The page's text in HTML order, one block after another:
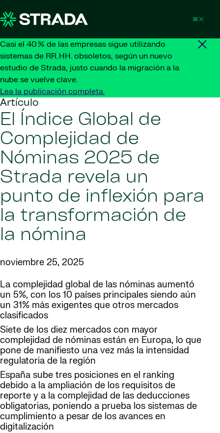
Casi el 40 % de las empresas sigue utilizando
sistemas de RR. HH. obsoletos, según un nuevo
estudio de Strada, justo cuando la migración a la
nube se vuelve clave.
Lea la publicación completa.
Artículo
El Índice Global de
Complejidad de
Nóminas 2025 de
Strada revela un
punto de inflexión para
la transformación de
la nómina
noviembre 25, 2025
La complejidad global de las nóminas aumentó
un 5%, con los 10 países principales siendo aún
un 31% más exigentes que otros mercados
clasificados
Siete de los diez mercados con mayor
complejidad de nóminas están en Europa, lo que
pone de manifiesto una vez más la intensidad
regulatoria de la región
España sube tres posiciones en el ranking
debido a la ampliación de los requisitos de
reporte y a la complejidad de las deducciones
obligatorias, poniendo a prueba los sistemas de
cumplimiento a pesar de los avances en
digitalización